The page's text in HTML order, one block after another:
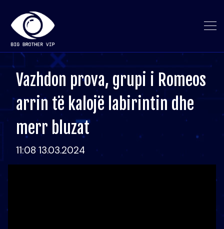
Vazhdon prova, grupi i Romeos
arrin të kalojë labirintin dhe
merr bluzat
11:08 13.03.2024